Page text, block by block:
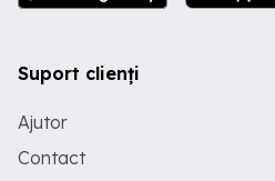
Suport clienți
Ajutor
Contact